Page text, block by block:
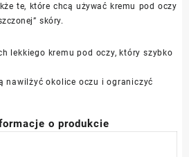
te, które chcą używać kremu pod oczy
skóry.
lekkiego kremu pod oczy, który szybko
nawilżyć okolice oczu i ograniczyć
o produkcie